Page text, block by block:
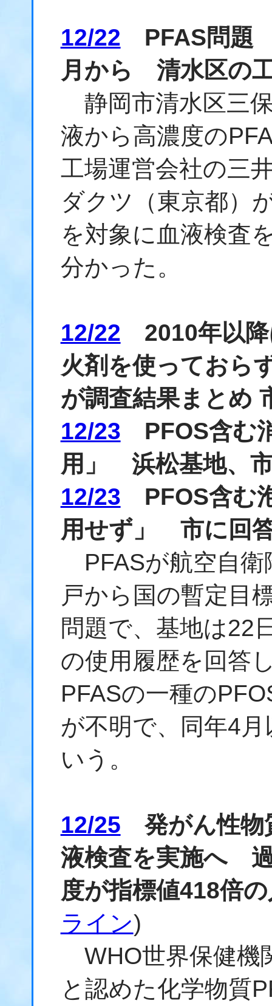
12/22 PFAS問題
月から 清水区の
静岡市清水区三
液から高濃度の
工場運営会社の三
ダクツ（東京都）
を対象に血液検査
分かった。
12/22 2010年以降
火剤を使っておら
が調査結果まとめ
12/23 PFOS含む
用」 浜松基地、
12/23 PFOS含む
用せず」 市に回
PFASが航空自衛
戸から国の暫定目
問題で、基地は22
の使用履歴を回答
PFASの一種の
が不明で、同年4
いう。
12/25 発がん性物
液検査を実施へ
度が指標値418倍
ライン)
WHO世界保健機
と認めた化学物質